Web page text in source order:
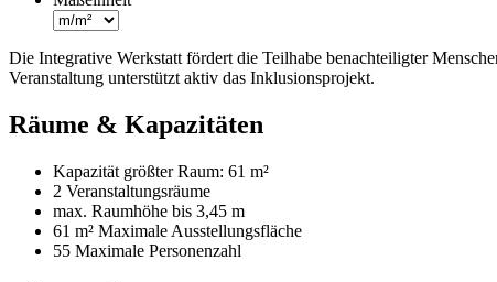
Die Integrative Werkstatt fördert die Teilhabe benachteiligter
Veranstaltung unterstützt aktiv das Inklusionsprojekt.
Räume & Kapazitäten
Kapazität größter Raum: 61 m²
2 Veranstaltungsräume
max. Raumhöhe bis 3,45 m
61 m² Maximale Ausstellungsfläche
55 Maximale Personenzahl